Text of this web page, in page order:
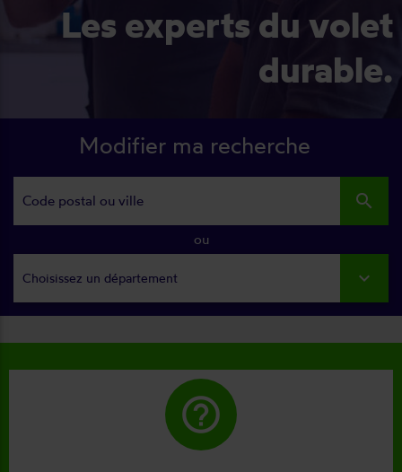
Les experts du volet
durable.
Modifier ma recherche
search
ou
Choisissez un département
help_outline